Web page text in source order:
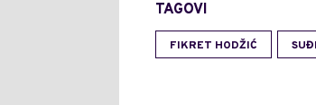
TAGOVI
FIKRET HODŽIĆ